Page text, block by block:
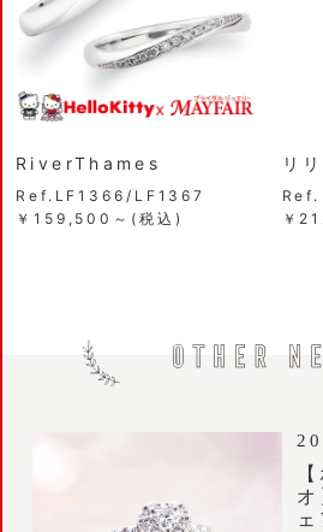
RiverThames
Ref.LF1366/LF1367
￥159,500～(税込)
リリ
Ref.
￥
ェ